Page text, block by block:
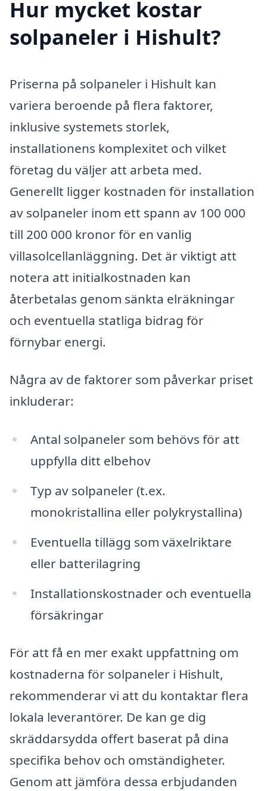
Hur mycket kostar
solpaneler i Hishult?
Priserna på solpaneler i Hishult kan
variera beroende på flera faktorer,
inklusive systemets storlek,
installationens komplexitet och vilket
företag du väljer att arbeta med.
Generellt ligger kostnaden för installation
av solpaneler inom ett spann av 100 000
till 200 000 kronor för en vanlig
villasolcellanläggning. Det är viktigt att
notera att initialkostnaden kan
återbetalas genom sänkta elräkningar
och eventuella statliga bidrag för
förnybar energi.
Några av de faktorer som påverkar priset
inkluderar:
Antal solpaneler som behövs för att
uppfylla ditt elbehov
Typ av solpaneler (t.ex.
monokristallina eller polykrystallina)
Eventuella tillägg som växelriktare
eller batterilagring
Installationskostnader och eventuella
försäkringar
För att få en mer exakt uppfattning om
kostnaderna för solpaneler i Hishult,
rekommenderar vi att du kontaktar flera
lokala leverantörer. De kan ge dig
skräddarsydda offert baserat på dina
specifika behov och omständigheter.
Genom att jämföra dessa erbjudanden